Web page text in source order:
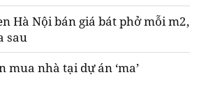
Hà Nội bán giá bát phở mỗi m2,
sau
nhà tại dự án ‘ma’